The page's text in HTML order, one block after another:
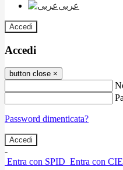
عربى
Accedi
Accedi
button close ×
Password dimenticata?
-
Entra con SPID Entra con CIE